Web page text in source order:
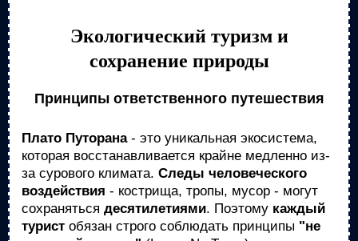
Экологический туризм и
сохранение природы
Принципы ответственного путешествия
Плато Путорана- это уникальная экосистема,
которая восстанавливается крайне медленно из-
за сурового климата. Следы человеческого
воздействия - кострища, тропы, мусор - могут
сохраняться десятилетиями. Поэтому каждый
турист обязан строго соблюдать принципы "не